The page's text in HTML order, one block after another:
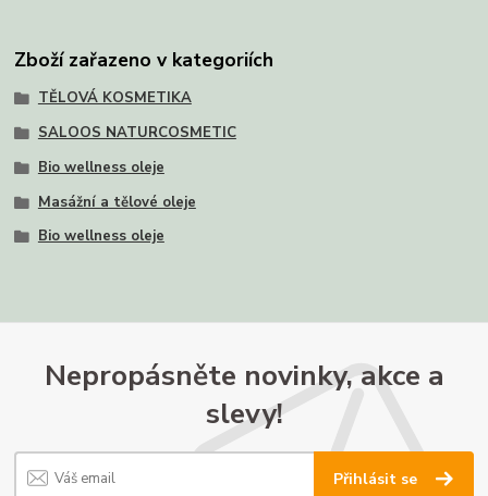
Zboží zařazeno v kategoriích
TĚLOVÁ KOSMETIKA
SALOOS NATURCOSMETIC
Bio wellness oleje
Masážní a tělové oleje
Bio wellness oleje
Nepropásněte novinky, akce a
slevy!
Přihlásit se